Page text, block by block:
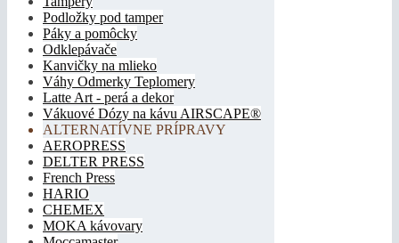
Podložky pod tamper
Páky a pomôcky
Odklepávače
Kanvičky na mlieko
Váhy Odmerky Teplomery
Latte Art - perá a dekor
Vákuové Dózy na kávu AIRSCAPE®
ALTERNATÍVNE PRÍPRAVY
AEROPRESS
DELTER PRESS
French Press
HARIO
CHEMEX
MOKA kávovary